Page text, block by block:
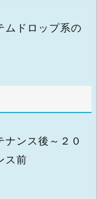
ムドロップ系の
ナンス後～２０
ス前